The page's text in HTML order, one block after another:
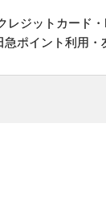
ジットカード
ポイント利用